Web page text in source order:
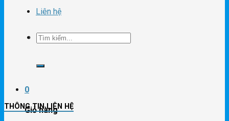
Liên hệ
Tìm
kiếm:
0
Giỏ hàng
THÔNG TIN LIÊN HỆ